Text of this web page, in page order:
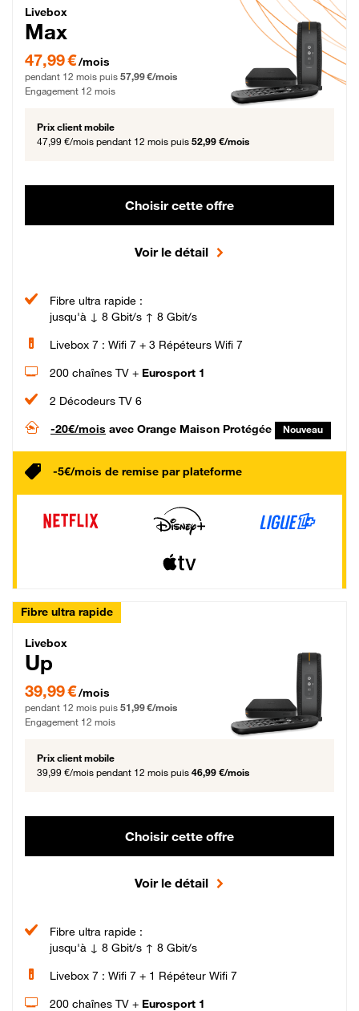
Livebox Max Fibre
Livebox
Max
47,99 € par mois pendant 12 mois puis 57,99 € par mois, Engagement 12 mois
47,99 €/mois
pendant 12 mois puis 57,99 €/mois
Engagement 12 mois
Prix client mobile
47,99 €/mois pendant 12 mois puis 52,99 €/mois
Choisir cette offre
Voir le détail
Fibre ultra rapide :
jusqu'à ↓ 8 Gbit/s ↑ 8 Gbit/s
Livebox 7 : Wifi 7 + 3 Répéteurs Wifi 7
200 chaînes TV + Eurosport 1
2 Décodeurs TV 6
-20€/mois avec Orange Maison Protégée Nouveau
-5€/mois de remise par plateforme
Fibre ultra rapide
Livebox Up Fibre
Livebox
Up
39,99 € par mois pendant 12 mois puis 51,99 € par mois, Engagement 12 mois
39,99 €/mois
pendant 12 mois puis 51,99 €/mois
Engagement 12 mois
Prix client mobile
39,99 €/mois pendant 12 mois puis 46,99 €/mois
Choisir cette offre
Voir le détail
Fibre ultra rapide :
jusqu'à ↓ 8 Gbit/s ↑ 8 Gbit/s
Livebox 7 : Wifi 7 + 1 Répéteur Wifi 7
200 chaînes TV + Eurosport 1